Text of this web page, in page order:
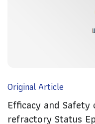
Original Article
Efficacy and
refractory Status